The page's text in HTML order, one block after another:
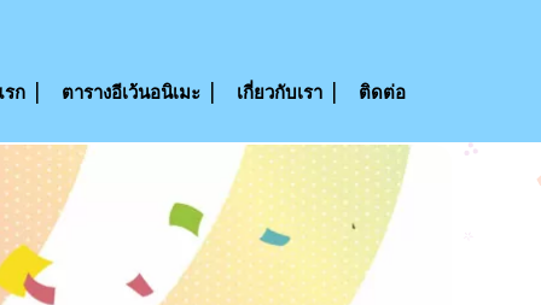
ก ตารางอีเว้นอนิเมะ เกี่ยวกับเรา ติดต่อ